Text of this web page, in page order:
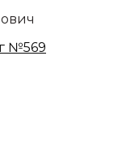
№569